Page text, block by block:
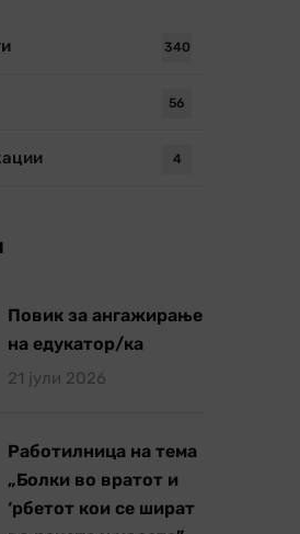
340
56
4
Повик за ангажирање
на едукатор/ка
21 јули 2026
Работилница на тема
„Болки во вратот и
‘рбетот кои се шират